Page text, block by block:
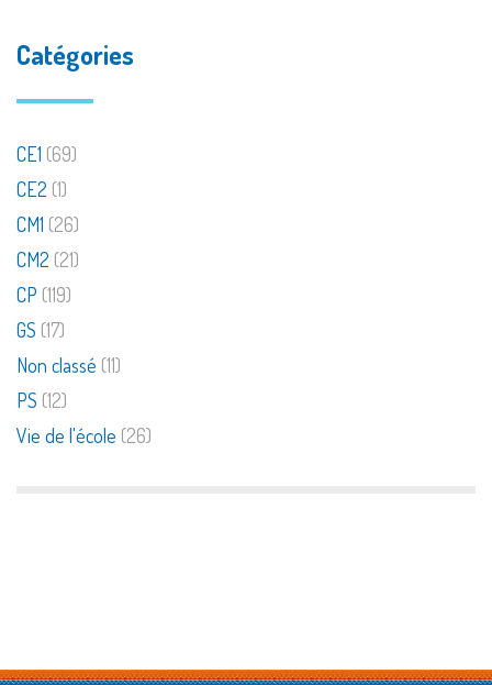
Catégories
CE1 (69)
CE2 (1)
CM1 (26)
CM2 (21)
CP (119)
GS (17)
Non classé (11)
PS (12)
Vie de l'école (26)